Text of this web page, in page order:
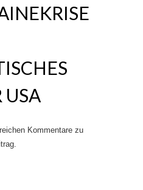
USA
Kommentare zu